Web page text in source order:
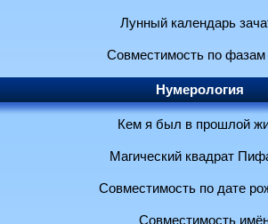
Лунный календарь
Совместимость по
Нумерология
Кем я был в прошлой
Магический квадрат
Совместимость по дате
Совместимость